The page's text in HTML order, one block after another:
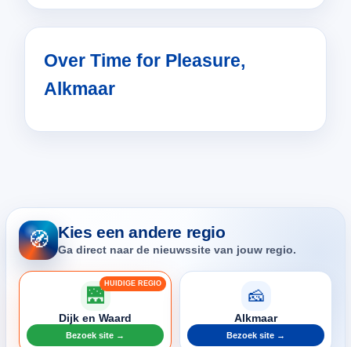
Over Time for Pleasure,
Alkmaar
🧭 Kies een andere regio
Ga direct naar de nieuwssite van jouw regio.
🌉
Dijk en Waard
Bezoek site →
🧀
Alkmaar
Bezoek site →